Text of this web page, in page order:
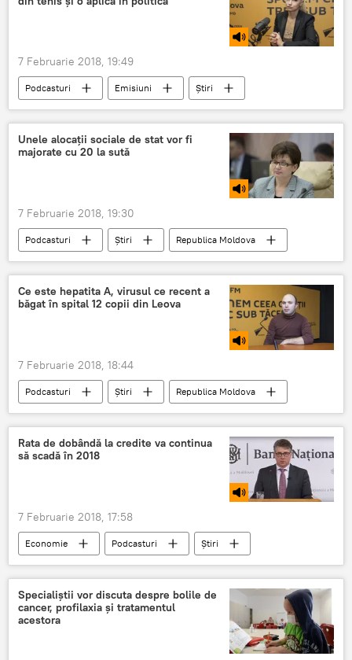
7 Februarie 2018, 19:49
Podcasturi Emisiuni
Știri
Republica Moldova
Marina Tauber
politica
reguli
tenis
sfaturi
jocuri Radioul și Sportul
Unele alocații sociale de stat vor fi
majorate cu 20 la sută
7 Februarie 2018, 19:30
Podcasturi Știri
Republica Moldova
Societate
Svetlana Cebotari
Guvern
dizabilităţi
alocații sociale
Ce este hepatita A, virusul ce recent a
băgat în spital 12 copii din Leova
7 Februarie 2018, 18:44
Podcasturi Știri
Republica Moldova
Petru Paveliuc
hepatita
virus
medic
copii
Rata de dobândă la credite va continua
să scadă în 2018
7 Februarie 2018, 17:58
Economie Podcasturi
Știri
Republica Moldova
credite
euro
dolar
imprumuturi
Specialiștii vor discuta despre bolile de
cancer, profilaxia și tratamentul
acestora